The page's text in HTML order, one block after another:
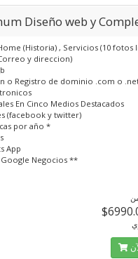
Diseño web y
(Historia) , Servicios (10 fotos
y direccion)
o Registro de dominio .com o
En Cinco Medios Destacados
(facebook y twitter)
por año *
App
Negocios **